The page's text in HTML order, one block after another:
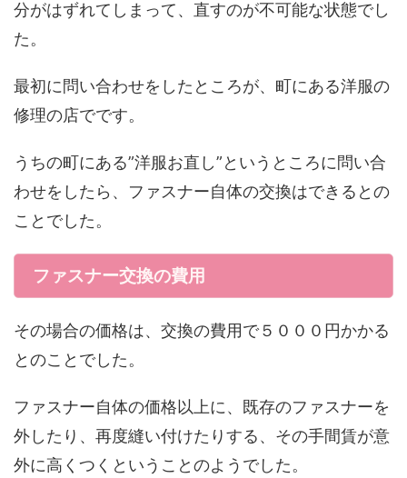
分がはずれてしまって、直すのが不可能な状態でし
た。
最初に問い合わせをしたところが、町にある洋服の
修理の店でです。
うちの町にある”洋服お直し”というところに問い合
わせをしたら、ファスナー自体の交換はできるとの
ことでした。
ファスナー交換の費用
その場合の価格は、交換の費用で５０００円かかる
とのことでした。
ファスナー自体の価格以上に、既存のファスナーを
外したり、再度縫い付けたりする、その手間賃が意
外に高くつくということのようでした。